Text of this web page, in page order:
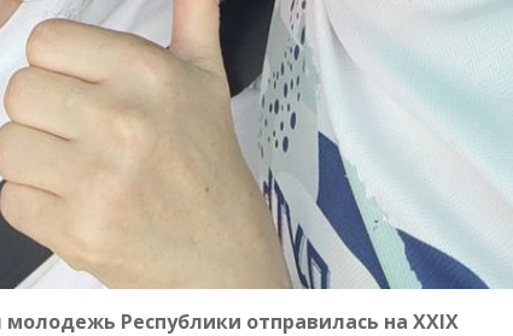
Республики отправилась на XXIX